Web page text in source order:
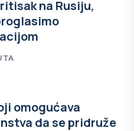
na Rusiju,
omogućava
da se pridruže